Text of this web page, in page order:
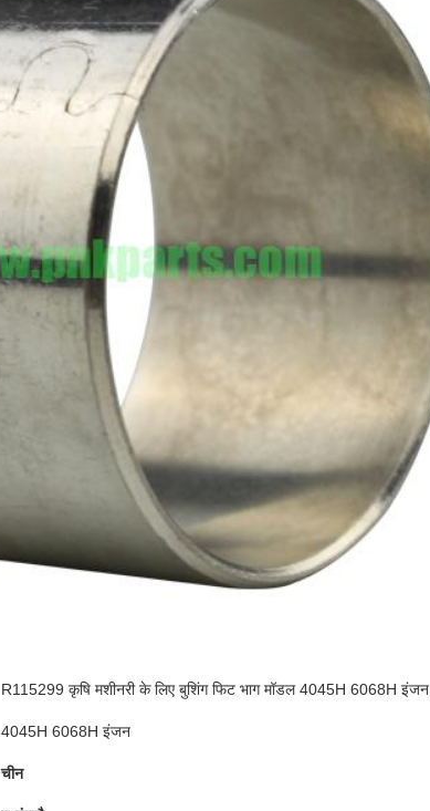
R115299 कृषि मशीनरी के लिए बुशिंग फिट भाग मॉडल 4045H 6068H इंजन
4045H 6068H इंजन
चीन